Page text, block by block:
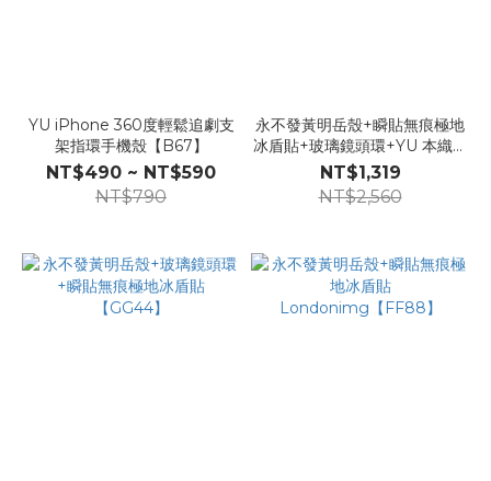
YU iPhone 360度輕鬆追劇支
架指環手機殼【B67】
NT$490 ~ NT$590
NT$790
永不發黃明岳殼+瞬貼無痕極地
冰盾貼+玻璃鏡頭環+YU 本織長
掛繩【GG52】
NT$1,319
NT$2,560